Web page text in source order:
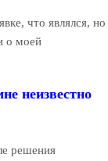
что являлся, но
о моей
неизвестно
решения